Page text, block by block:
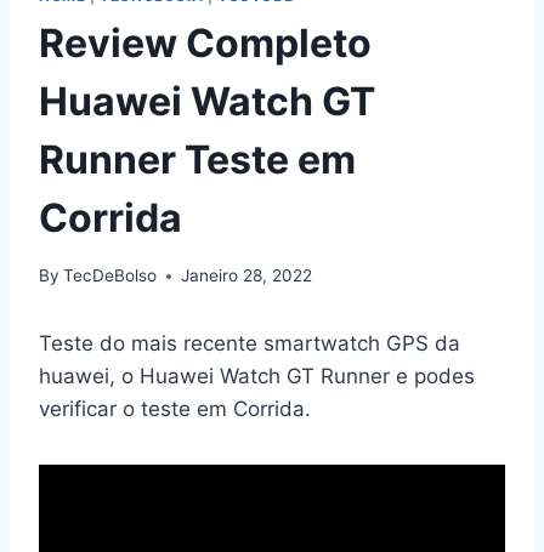
Review Completo
Huawei Watch GT
Runner Teste em
Corrida
By TecDeBolso Janeiro 28, 2022
Teste do mais recente smartwatch GPS da
huawei, o Huawei Watch GT Runner e podes
verificar o teste em Corrida.